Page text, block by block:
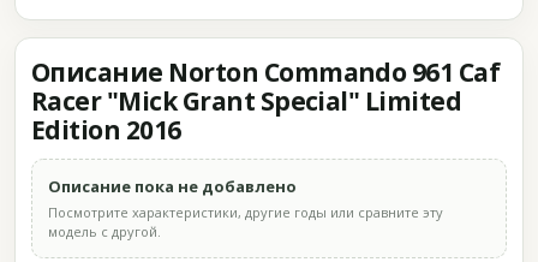
Описание Norton Commando 961 Caf
Racer "Mick Grant Special" Limited
Edition 2016
Описание пока не добавлено
Посмотрите характеристики, другие годы или сравните эту
модель с другой.